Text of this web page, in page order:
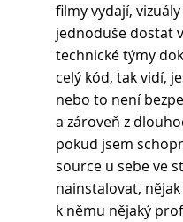
filmy vydají,
jednoduše dostat
technické týmy
celý kód, tak vidí,
nebo to není
a zároveň z
pokud jsem
source u sebe ve
nainstalovat,
k němu nějaký